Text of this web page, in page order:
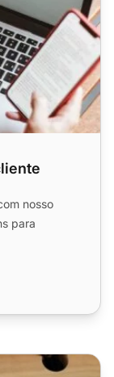
nosso
para